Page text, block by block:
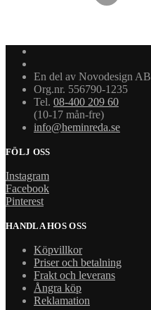
En del av Novodesign AB
Org.nr. 556790-1235
Tel. 08-400 209 60
(10-17 mån-fre)
info@heminreda.se
FÖLJ OSS
Instagram
Facebook
Pinterest
HANDLA HOS OSS
Köpvillkor
Priser och betalning
Frakt och leverans
Ångra köp
Reklamation